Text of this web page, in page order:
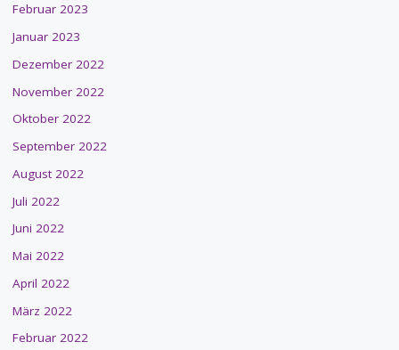
Februar 2023
Januar 2023
Dezember 2022
November 2022
Oktober 2022
September 2022
August 2022
Juli 2022
Juni 2022
Mai 2022
April 2022
März 2022
Februar 2022